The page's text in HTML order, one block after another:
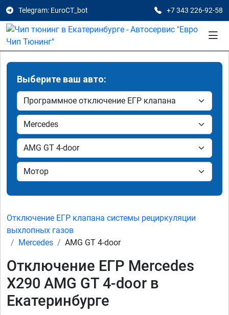
Telegram: EuroCT_bot +7 343 226-92-58
Выберите ваш авто:
Отключение ЕГР клапана системы рециркуляции
выхлопных газов
Mercedes
AMG GT 4-door
Отключение ЕГР Mercedes
X290 AMG GT 4-door в
Екатеринбурге